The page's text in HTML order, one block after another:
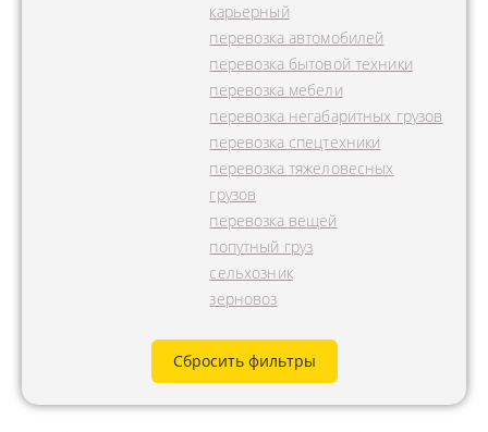
карьерный
перевозка автомобилей
перевозка бытовой техники
перевозка мебели
перевозка негабаритных грузов
перевозка спецтехники
перевозка тяжеловесных
грузов
перевозка вещей
попутный груз
сельхозник
зерновоз
Сбросить фильтры